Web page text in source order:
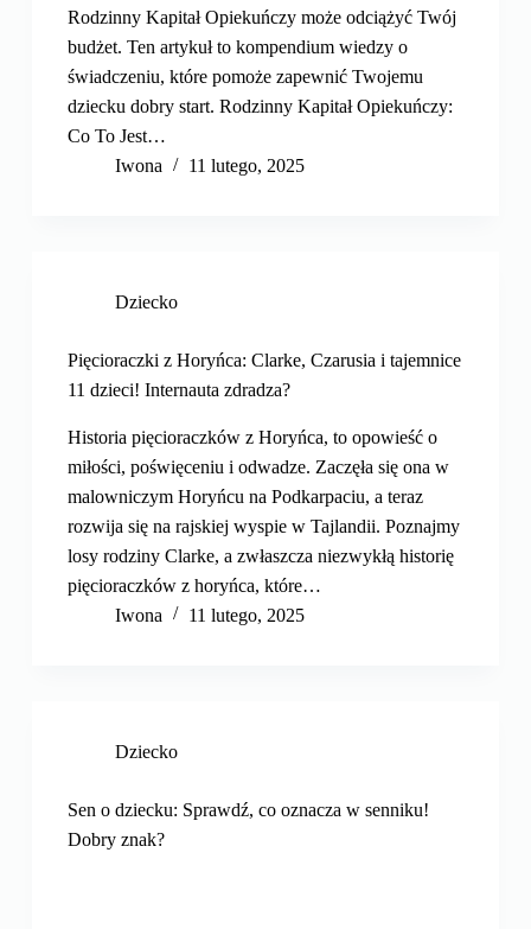
Rodzinny Kapitał Opiekuńczy może odciążyć Twój
budżet. Ten artykuł to kompendium wiedzy o
świadczeniu, które pomoże zapewnić Twojemu
dziecku dobry start. Rodzinny Kapitał Opiekuńczy:
Co To Jest…
Iwona
11 lutego, 2025
Dziecko
Pięcioraczki z Horyńca: Clarke, Czarusia i tajemnice
11 dzieci! Internauta zdradza?
Historia pięcioraczków z Horyńca, to opowieść o
miłości, poświęceniu i odwadze. Zaczęła się ona w
malowniczym Horyńcu na Podkarpaciu, a teraz
rozwija się na rajskiej wyspie w Tajlandii. Poznajmy
losy rodziny Clarke, a zwłaszcza niezwykłą historię
pięcioraczków z horyńca, które…
Iwona
11 lutego, 2025
Dziecko
Sen o dziecku: Sprawdź, co oznacza w senniku!
Dobry znak?